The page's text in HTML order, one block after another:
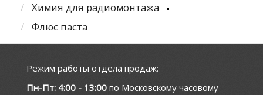
Химия для радиомонтажа
Флюс паста
Режим работы отдела продаж:
Пн-Пт: 4:00 - 13:00 по Московскому часовому